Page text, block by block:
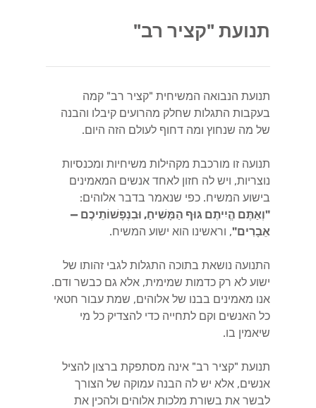
תנועת "קציר רב"
תנועת הנבואה המשיחית "קציר רב" קמה
בעקבות התגלות שחלק מהרועים קיבלו והבנה
של מה שנחוץ ומה דחוף לעולם הזה היום.
תנועה זו מורכבת מקהילות משיחיות ומכנסיות
נוצריות, ויש לה חזון לאחד אנשים המאמינים
בישוע המשיח. כפי שנאמר בדבר אלוהים:
"וְאַתֶּם הֱיִיתֶם גּוּף הַמָּשִׁיחַ, וּבִנְפָשׁוֹתֵיכֶם —
אֵבָרִים", וראשינו הוא ישוע המשיח.
התנועה נושאת בתוכה התגלות לגבי זהותו של
ישוע לא רק כדמות שמימית, אלא גם כבשר ודם.
אנו מאמינים בבנו של אלוהים, שמת עבור חטאי
כל האנשים וקם לתחייה כדי להצדיק כל מי
שיאמין בו.
תנועת "קציר רב" אינה מסתפקת ברצון להציל
אנשים, אלא יש לה הבנה עמוקה של הצורך
לבשר את בשורת מלכות אלוהים ולהכין את